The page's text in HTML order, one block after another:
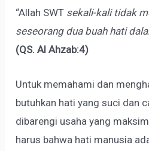
“Allah SWT sekali-kali tidak
seseorang dua buah hati
(QS. Al Ahzab:4)
Untuk memahami dan
butuhkan hati yang suci dan
dibarengi usaha yang
harus bahwa hati manusia